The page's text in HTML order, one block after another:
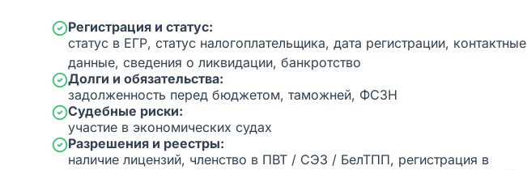
Регистрация и статус:
статус в ЕГР, статус налогоплательщика, дата регистрации, контактные
данные, сведения о ликвидации, банкротство
Долги и обязательства:
задолженность перед бюджетом, таможней, ФСЗН
Судебные риски:
участие в экономических судах
Разрешения и реестры:
наличие лицензий, членство в ПВТ / СЭЗ / БелТПП, регистрация в